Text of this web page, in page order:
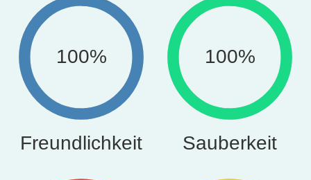
100%
Freundlichkeit
100%
Sauberkeit